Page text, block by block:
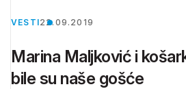
VESTI22.09.2019
Marina Maljković i
bile su naše gošće